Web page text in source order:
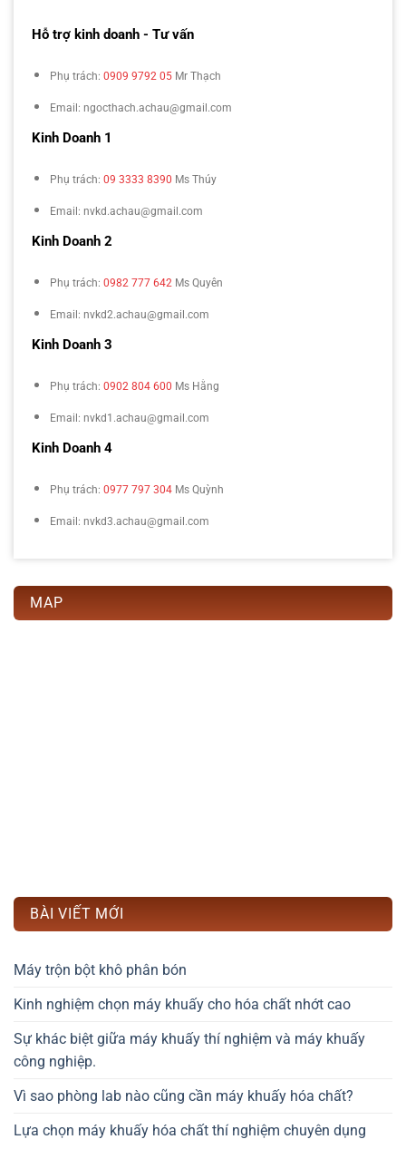
Hỗ trợ kinh doanh - Tư vấn
Phụ trách: 0909 9792 05 Mr Thạch
Email: ngocthach.achau@gmail.com
Kinh Doanh 1
Phụ trách: 09 3333 8390 Ms Thúy
Email: nvkd.achau@gmail.com
Kinh Doanh 2
Phụ trách: 0982 777 642 Ms Quyên
Email: nvkd2.achau@gmail.com
Kinh Doanh 3
Phụ trách: 0902 804 600 Ms Hằng
Email: nvkd1.achau@gmail.com
Kinh Doanh 4
Phụ trách: 0977 797 304 Ms Quỳnh
Email: nvkd3.achau@gmail.com
MAP
BÀI VIẾT MỚI
Máy trộn bột khô phân bón
Kinh nghiệm chọn máy khuấy cho hóa chất nhớt cao
Sự khác biệt giữa máy khuấy thí nghiệm và máy khuấy
công nghiệp.
Vì sao phòng lab nào cũng cần máy khuấy hóa chất?
Lựa chọn máy khuấy hóa chất thí nghiệm chuyên dụng